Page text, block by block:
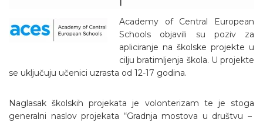
Academy of Central European
Schools objavili su poziv za
apliciranje na školske projekte u
cilju bratimljenja škola. U projekte
se uključuju učenici uzrasta od 12-17 godina.
Naglasak školskih projekata je volonterizam te je stoga
generalni naslov projekata “Gradnja mostova u društvu –